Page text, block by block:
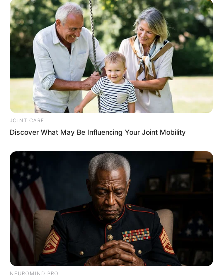
Why this ordinary drink is the secret to feeling your
best every day
CTA FAVORITE
Disney Princesses: Which Live-Action Version Do
You Prefer?
BRAINBERRIES
JOINT CARE
Discover What May Be Influencing Your Joint Mobility
NEUROMIND PRO